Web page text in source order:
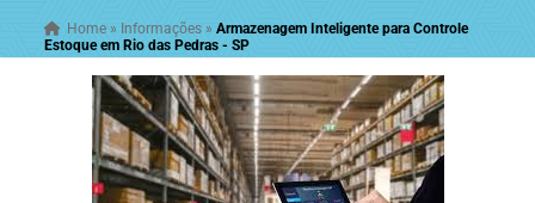
Home » Informações »Armazenagem Inteligente para Controle
Estoque em Rio das Pedras - SP